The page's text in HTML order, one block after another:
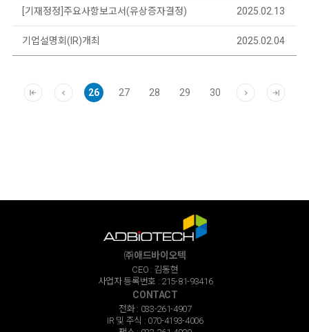
[기재정정]주요사항보고서(유상증자결정) 2025.02.13
기업설명회(IR)개최 2025.02.04
26 27 28 29 30
㈜애드바이오텍
CEO : 김동현
사업자 등록번호 : 215-81-93416
CONTACT
전화 : 033-261-4907
IR 및 주식 : 070-4193-4006